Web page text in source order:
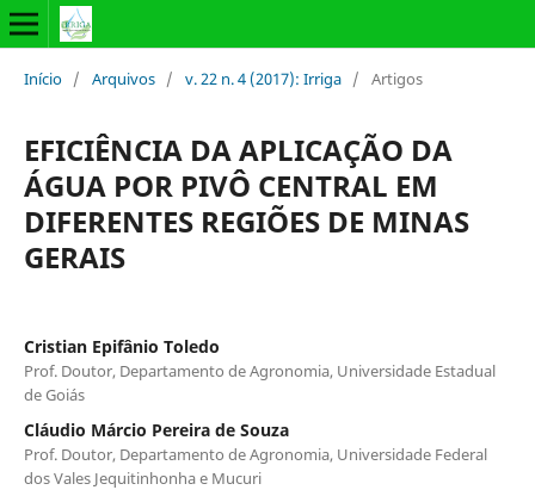
Início / Arquivos / v. 22 n. 4 (2017): Irriga / Artigos
EFICIÊNCIA DA APLICAÇÃO DA
ÁGUA POR PIVÔ CENTRAL EM
DIFERENTES REGIÕES DE MINAS
GERAIS
Cristian Epifânio Toledo
Prof. Doutor, Departamento de Agronomia, Universidade Estadual
de Goiás
Cláudio Márcio Pereira de Souza
Prof. Doutor, Departamento de Agronomia, Universidade Federal
dos Vales Jequitinhonha e Mucuri